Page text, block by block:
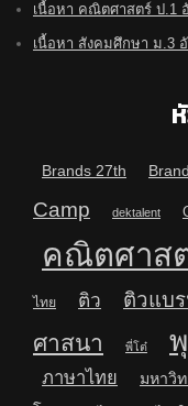
เนื้อหา คณิตศาสตร์ ป.1
เนื้อหา สังคมศึกษา ม.3
Brands 27th
Camp
dektalent
คณิตศาส
ไทย ติว ติวแบ
ศาสนา
พี่โต๋
ภาษาไทย มหาวิ